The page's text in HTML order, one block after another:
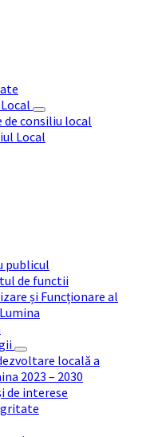
de consiliu local
Local
publicul
de functii
și Funcționare al
locală a
2023 – 2030
de interese